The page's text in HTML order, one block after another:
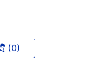
的演进，性能提升对制程工
，制程技术的演进约占性能
化占据了60%的比重，这种
(0)